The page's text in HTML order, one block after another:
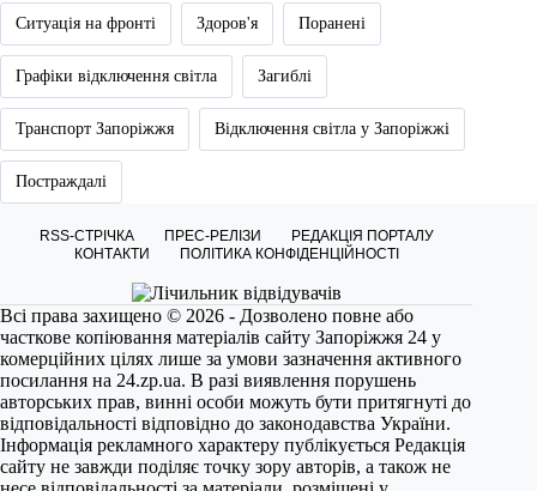
Ситуація на фронті Здоров'я Поранені
Графіки відключення світла Загиблі
Транспорт Запоріжжя Відключення світла у Запоріжжі
Постраждалі
RSS-СТРІЧКА ПРЕС-РЕЛІЗИ
РЕДАКЦІЯ ПОРТАЛУ
КОНТАКТИ
ПОЛІТИКА КОНФІДЕНЦІЙНОСТІ
Всі права захищено © 2026 - Дозволено повне або
часткове копіювання матеріалів сайту Запоріжжя 24 у
комерційних цілях лише за умови зазначення активного
посилання на 24.zp.ua. В разі виявлення порушень
авторських прав, винні особи можуть бути притягнуті до
відповідальності відповідно до законодавства України.
Інформація рекламного характеру публікується Редакція
сайту не завжди поділяє точку зору авторів, а також не